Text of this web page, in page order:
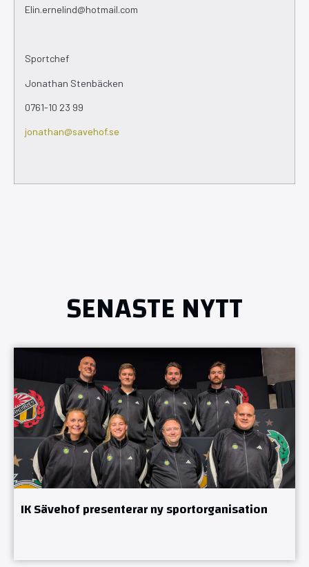
Elin.ernelind@hotmail.com
Sportchef
Jonathan Stenbäcken
0761-10 23 99
jonathan@savehof.se
SENASTE NYTT
IK Sävehof presenterar ny sportorganisation